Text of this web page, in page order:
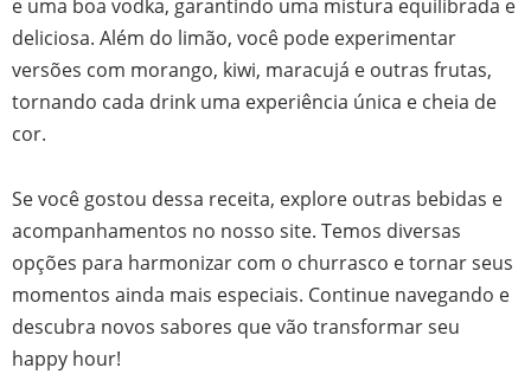
deliciosa. Além do limão, você pode experimentar
versões com morango, kiwi, maracujá e outras frutas,
tornando cada drink uma experiência única e cheia de
cor.
Se você gostou dessa receita, explore outras bebidas e
acompanhamentos no nosso site. Temos diversas
opções para harmonizar com o churrasco e tornar seus
momentos ainda mais especiais. Continue navegando e
descubra novos sabores que vão transformar seu
happy hour!